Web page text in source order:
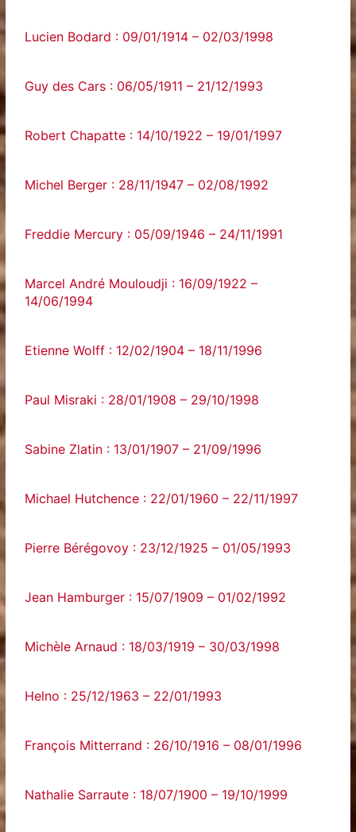
Lucien Bodard : 09/01/1914 – 02/03/1998
Guy des Cars : 06/05/1911 – 21/12/1993
Robert Chapatte : 14/10/1922 – 19/01/1997
Michel Berger : 28/11/1947 – 02/08/1992
Freddie Mercury : 05/09/1946 – 24/11/1991
Marcel André Mouloudji : 16/09/1922 –
14/06/1994
Etienne Wolff : 12/02/1904 – 18/11/1996
Paul Misraki : 28/01/1908 – 29/10/1998
Sabine Zlatin : 13/01/1907 – 21/09/1996
Michael Hutchence : 22/01/1960 – 22/11/1997
Pierre Bérégovoy : 23/12/1925 – 01/05/1993
Jean Hamburger : 15/07/1909 – 01/02/1992
Michèle Arnaud : 18/03/1919 – 30/03/1998
Helno : 25/12/1963 – 22/01/1993
François Mitterrand : 26/10/1916 – 08/01/1996
Nathalie Sarraute : 18/07/1900 – 19/10/1999